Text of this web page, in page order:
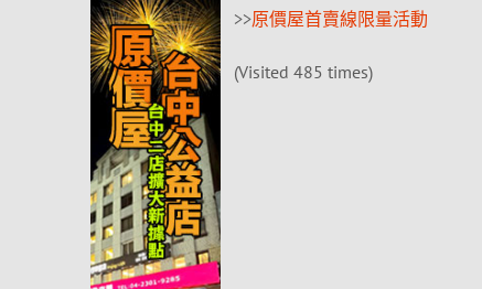
>>原價屋首賣線限量活動
(Visited 485 times)